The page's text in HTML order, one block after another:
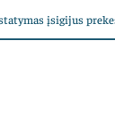
įsigijus